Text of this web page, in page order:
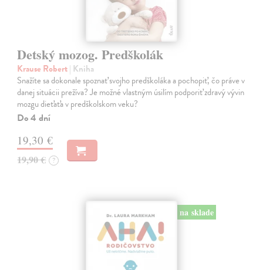
Detský mozog. Predškolák
Krause Robert| Kniha
Snažíte sa dokonale spoznať svojho predškoláka a pochopiť, čo práve v
danej situácii prežíva? Je možné vlastným úsilím podporiť zdravý vývin
mozgu dieťaťa v predškolskom veku?
Do 4 dní
19,30 €
19,90 € ?
na sklade